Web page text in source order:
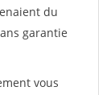
du
garantie
vous